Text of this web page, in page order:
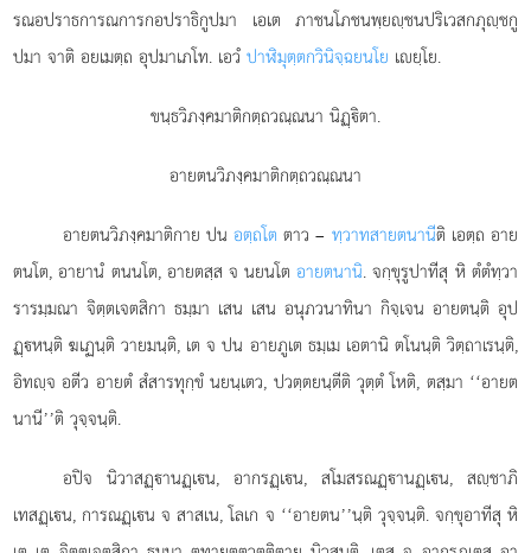
รณอปราธการณการกอปราธิกูปมา เอเต ภาชนโภชนพฺยฺชนปริเวสกภุฺชกู
ปมา จาติ อยเมตฺถ อุปมาเภโท. เอวํปาฬิมุตฺตกวินิจฺฉยนโย เยฺโย.
ขนฺธวิภงฺคมาติกตฺถวณฺณนา นิฏฺิตา.
อายตนวิภงฺคมาติกตฺถวณฺณนา
อายตนวิภงฺคมาติกายปนอตฺถโต ตาว – ทฺวาทสายตนานีติ เอตฺถ อาย
ตนโต, อายานํ ตนนโต, อายตสฺส จ นยนโตอายตนานิ. จกฺขุรูปาทีสุ หิ ตํตํทฺวา
รารมฺมณา จิตฺตเจตสิกา ธมฺมา เสน เสน อนุภวนาทินา กิจฺเจน อายตนฺติ อุป
ฏฺหนฺติ ฆเฏนฺติ วายมนฺติ, เต จ ปน อายภูเต ธมฺเม เอตานิ ตโนนฺติ วิตฺถาเรนฺติ,
อิทฺจ อตีว อายตํ สํสารทุกฺขํ นยนฺเตว, ปวตฺตยนฺตีติ วุตฺตํ โหติ, ตสฺมา ‘‘อายต
นานี’’ติ วุจฺจนฺติ.
อปิจ นิวาสฏฺานฏฺเน, อากรฏฺเน, สโมสรณฏฺานฏฺเน, สฺชาภิ
เทสฏฺเน, การณฏฺเน จ สาสเน, โลเก จ ‘‘อายตน’’นฺติ วุจฺจนฺติ. จกฺขุอาทีสุ หิ